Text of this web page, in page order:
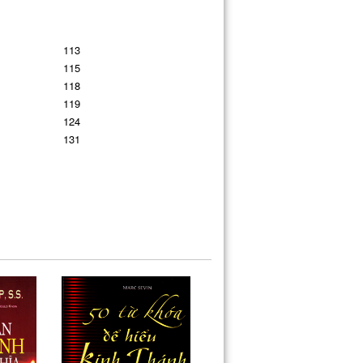
113
115
118
119
124
131
160
163
167
173
177